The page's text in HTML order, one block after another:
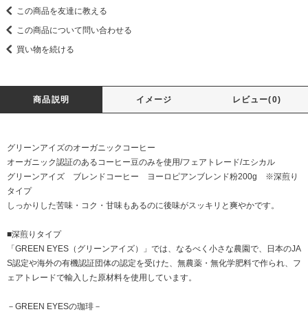
この商品を友達に教える
この商品について問い合わせる
買い物を続ける
商品説明 イメージ レビュー(0)
グリーンアイズのオーガニックコーヒー
オーガニック認証のあるコーヒー豆のみを使用/フェアトレード/エシカル
グリーンアイズ ブレンドコーヒー ヨーロピアンブレンド粉200g ※深煎り
タイプ
しっかりした苦味・コク・甘味もあるのに後味がスッキリと爽やかです。
■深煎りタイプ
「GREEN EYES（グリーンアイズ）」では、なるべく小さな農園で、日本のJA
S認定や海外の有機認証団体の認定を受けた、無農薬・無化学肥料で作られ、フ
ェアトレードで輸入した原材料を使用しています。
－GREEN EYESの珈琲－